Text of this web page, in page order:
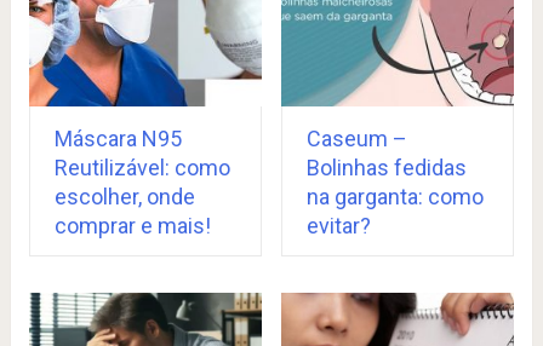
Máscara N95
Reutilizável: como
escolher, onde
comprar e mais!
Caseum –
Bolinhas fedidas
na garganta: como
evitar?